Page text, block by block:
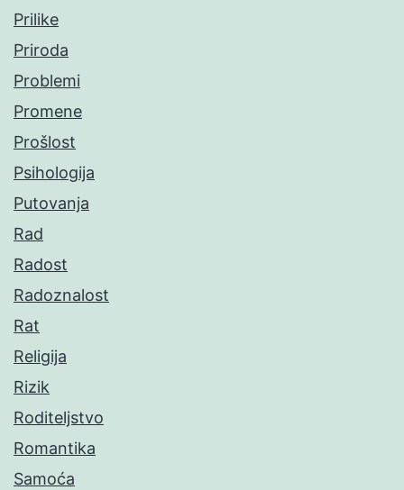
Prilike
Priroda
Problemi
Promene
Prošlost
Psihologija
Putovanja
Rad
Radost
Radoznalost
Rat
Religija
Rizik
Roditeljstvo
Romantika
Samoća